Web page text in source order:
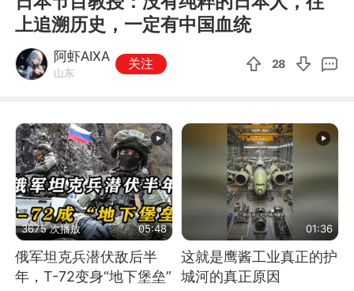
上追溯历史，一定有中国血统
阿虾AIXA
山东
关注 28
3675 次播放 05:48
俄军坦克兵潜伏敌后半
年，T-72变身“地下堡垒”
01:36
这就是鹰酱工业真正的护
城河的真正原因